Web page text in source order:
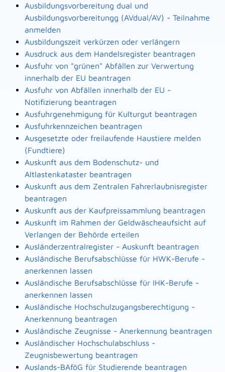
Ausbildungsvorbereitung dual und
Ausbildungsvorbereitungg (AVdual/AV) - Teilnahme
anmelden
Ausbildungszeit verkürzen oder verlängern
Ausdruck aus dem Handelsregister beantragen
Ausfuhr von "grünen" Abfällen zur Verwertung
innerhalb der EU beantragen
Ausfuhr von Abfällen innerhalb der EU -
Notifizierung beantragen
Ausfuhrgenehmigung für Kulturgut beantragen
Ausfuhrkennzeichen beantragen
Ausgesetzte oder freilaufende Haustiere melden
(Fundtiere)
Auskunft aus dem Bodenschutz- und
Altlastenkataster beantragen
Auskunft aus dem Zentralen Fahrerlaubnisregister
beantragen
Auskunft aus der Kaufpreissammlung beantragen
Auskunft im Rahmen der Geldwäscheaufsicht auf
Verlangen der Behörde erteilen
Ausländerzentralregister - Auskunft beantragen
Ausländische Berufsabschlüsse für HWK-Berufe -
anerkennen lassen
Ausländische Berufsabschlüsse für IHK-Berufe -
anerkennen lassen
Ausländische Hochschulzugangsberechtigung -
Anerkennung beantragen
Ausländische Zeugnisse - Anerkennung beantragen
Ausländischer Hochschulabschluss -
Zeugnisbewertung beantragen
Auslands-BAföG für Studierende beantragen